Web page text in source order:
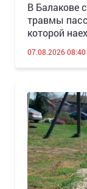
В Балакове
травмы
которой
07.08.2026 08:40